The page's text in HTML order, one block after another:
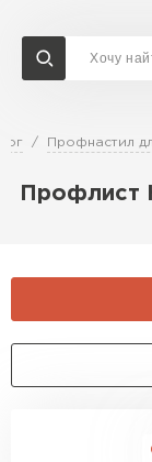
Профнастил
Профлист
Доставка и